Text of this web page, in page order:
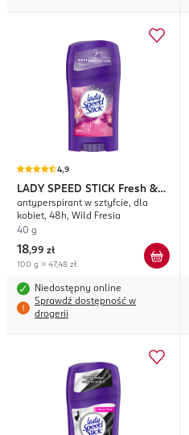
4,9
LADY SPEED STICK Fresh &
Essence
antyperspirant w sztyfcie, dla
kobiet, 48h, Wild Fresia
40 g
18,99 zł
100 g = 47,48 zł
Niedostępny online
Sprawdź dostępność w
drogerii